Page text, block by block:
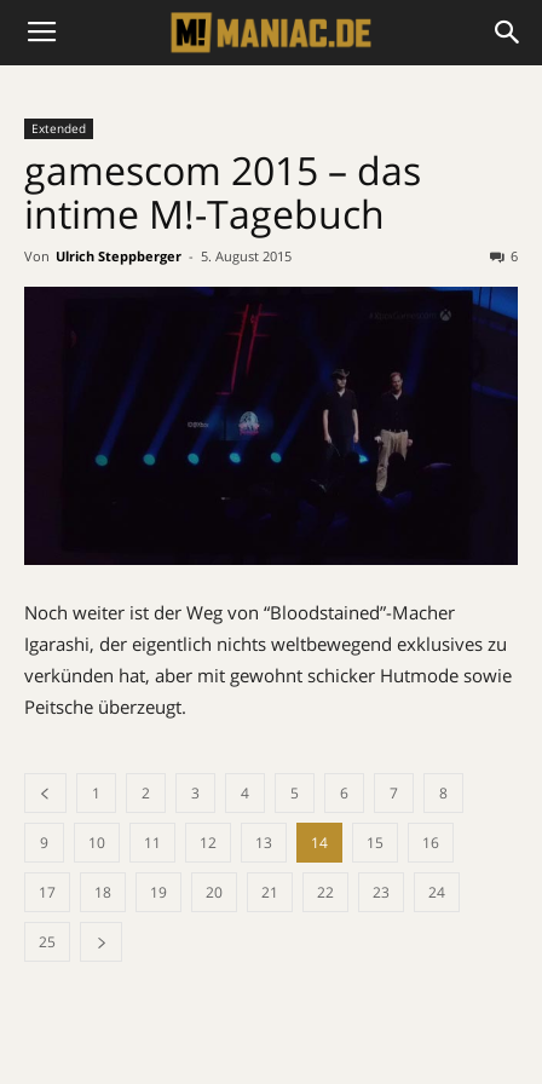
Extended
gamescom 2015 – das
intime M!-Tagebuch
Von Ulrich Steppberger - 5. August 2015 6
Noch weiter ist der Weg von “Bloodstained”-Macher
Igarashi, der eigentlich nichts weltbewegend exklusives zu
verkünden hat, aber mit gewohnt schicker Hutmode sowie
Peitsche überzeugt.
1 2 3 4 5 6 7 8
9 10 11 12 13 14 15 16
17 18 19 20 21 22 23 24
25